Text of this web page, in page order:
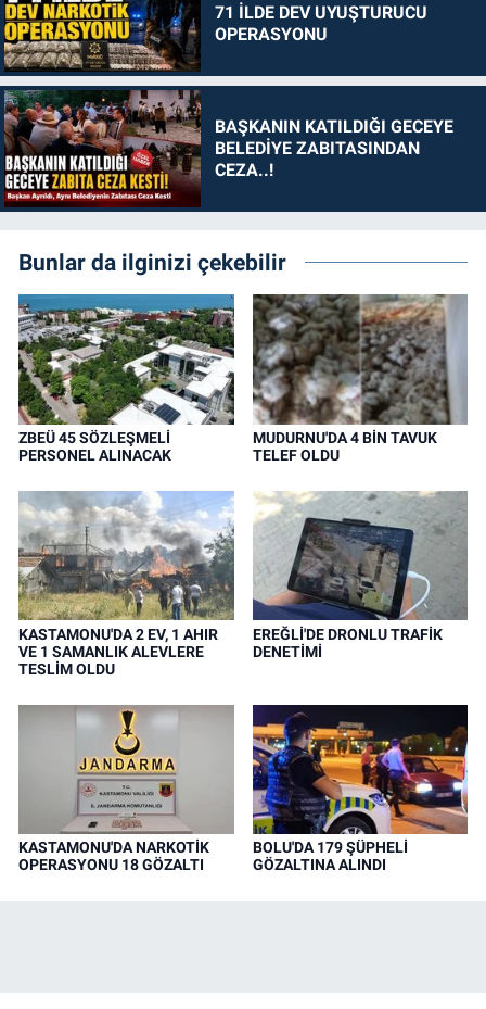
71 İLDE DEV UYUŞTURUCU
OPERASYONU
BAŞKANIN KATILDIĞI GECEYE
BELEDİYE ZABITASINDAN
CEZA..!
Bunlar da ilginizi çekebilir
ZBEÜ 45 SÖZLEŞMELİ
PERSONEL ALINACAK
MUDURNU'DA 4 BİN TAVUK
TELEF OLDU
KASTAMONU'DA 2 EV, 1 AHIR
VE 1 SAMANLIK ALEVLERE
TESLİM OLDU
EREĞLİ'DE DRONLU TRAFİK
DENETİMİ
KASTAMONU'DA NARKOTİK
OPERASYONU 18 GÖZALTI
BOLU'DA 179 ŞÜPHELİ
GÖZALTINA ALINDI